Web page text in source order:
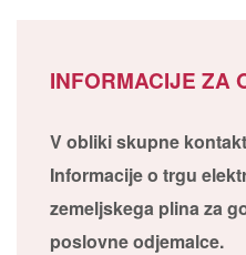
INFORMACIJE ZA
V obliki skupne
Informacije o trgu
zemeljskega plina za
poslovne odjemalce.